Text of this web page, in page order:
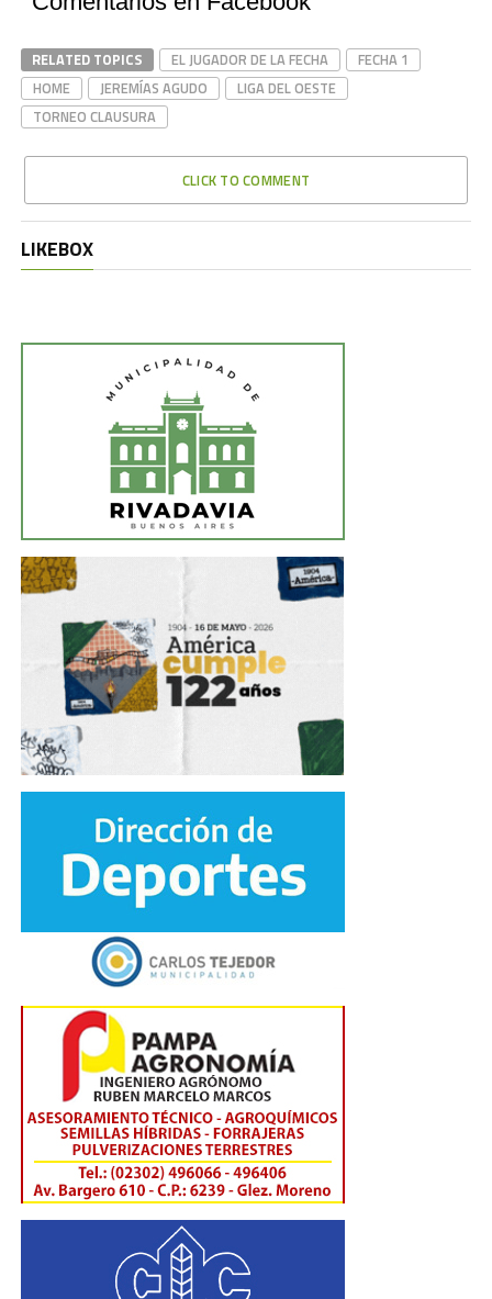
RELATED TOPICS EL JUGADOR DE LA FECHA
FECHA 1
HOME
JEREMÍAS AGUDO
LIGA DEL OESTE
TORNEO CLAUSURA
CLICK TO COMMENT
LIKEBOX